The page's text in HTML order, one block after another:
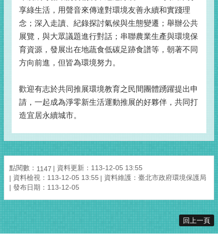
享綠生活，用聲音來傳達對環境友善永續和實踐理
念；深入走讀、紀錄探討氣候與生態變遷；舉辦公共
展覽，與大眾議題進行對話；串聯農業生產與環境保
育資源，發展出在地蔬食低碳足跡食譜等，朝著不同
方向前進，但皆為環境努力。
歡迎有志於共同推展環境教育之民間團體踴躍提出申
請，一起成為淨零新生活運動推展的好夥伴，共同打
造宜居永續城市。
點閱數： 1147
資料更新：113-12-05 13:55
資料檢視：113-12-05 13:55
資料維護：臺北市政府環境保護局
發布日期：113-12-05
回上一頁